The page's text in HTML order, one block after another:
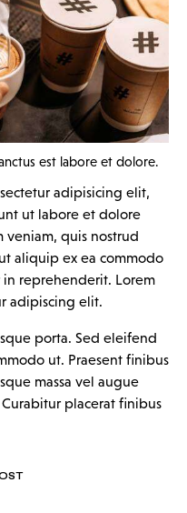
est labore et dolore.
adipisicing elit,
ut labore et dolore
veniam, quis nostrud
aliquip ex ea commodo
in reprehenderit. Lorem
adipiscing elit.
porta. Sed eleifend
ut. Praesent finibus
massa vel augue
placerat finibus